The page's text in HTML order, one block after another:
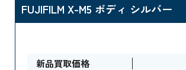
FUJIFILM X-M5 ボディ シルバー
新品買取価格